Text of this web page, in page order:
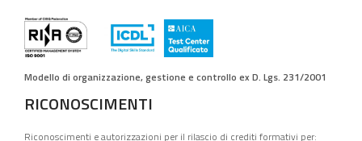
Modello di organizzazione, gestione e controllo ex D. Lgs. 231/2001
RICONOSCIMENTI
Riconoscimenti e autorizzazioni per il rilascio di crediti formativi per: